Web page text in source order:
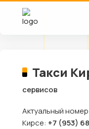
Такси
сервисов
Актуальный
Кирсе: +7 (953)